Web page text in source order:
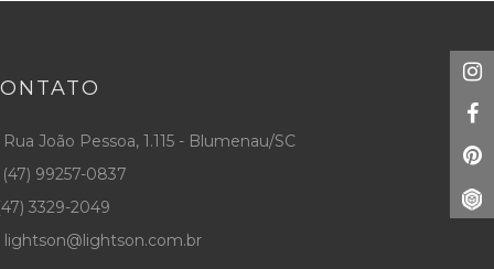
Rua João Pessoa, 1.115 - Blumenau/SC
(47) 99257-0837
3329-2049
lightson@lightson.com.br